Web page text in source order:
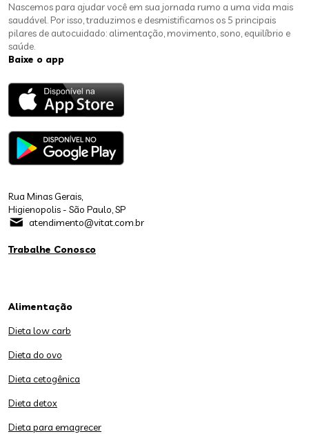
Nascemos para ajudar você em sua jornada rumo a uma vida mais
saudável. Por isso, traduzimos e desmistificamos os 5 principais
pilares de autocuidado: alimentação, movimento, sono, equilíbrio e
saúde.
Baixe o app
Rua Minas Gerais,
Higienopolis - São Paulo, SP
atendimento@vitat.com.br
Trabalhe Conosco
Alimentação
Dieta low carb
Dieta do ovo
Dieta cetogênica
Dieta detox
Dieta para emagrecer